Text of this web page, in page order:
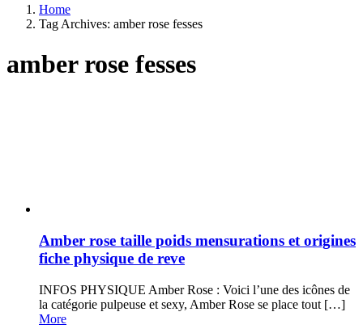
Home
Tag Archives: amber rose fesses
amber rose fesses
Amber rose taille poids mensurations et origines
fiche physique de reve
INFOS PHYSIQUE Amber Rose : Voici l’une des icônes de
la catégorie pulpeuse et sexy, Amber Rose se place tout […]
More